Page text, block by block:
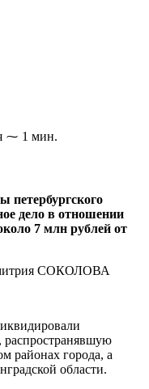
⁓ 1 мин.
петербургского
дело в отношении
7 млн рублей от
распространявшую
районах города, а
области.